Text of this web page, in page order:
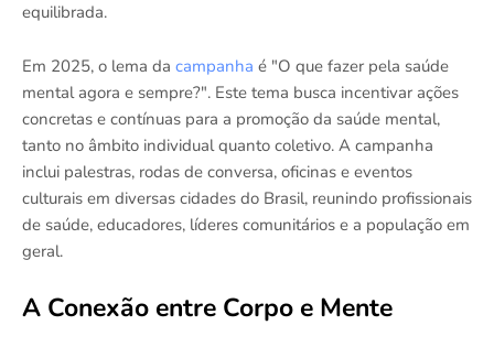
equilibrada.
Em 2025, o lema da campanha é "O que fazer pela saúde
mental agora e sempre?". Este tema busca incentivar ações
concretas e contínuas para a promoção da saúde mental,
tanto no âmbito individual quanto coletivo. A campanha
inclui palestras, rodas de conversa, oficinas e eventos
culturais em diversas cidades do Brasil, reunindo profissionais
de saúde, educadores, líderes comunitários e a população em
geral.
A Conexão entre Corpo e Mente